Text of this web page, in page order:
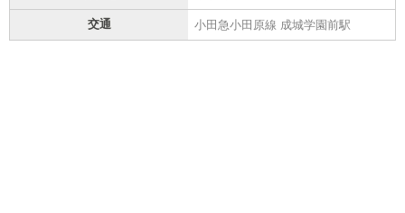
交通 小田急小田原線 成城学園前駅